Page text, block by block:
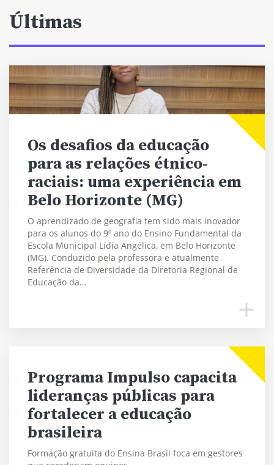
Últimas
Os desafios da educação
para as relações étnico-
raciais: uma experiência em
Belo Horizonte (MG)
O aprendizado de geografia tem sido mais inovador
para os alunos do 9º ano do Ensino Fundamental da
Escola Municipal Lídia Angélica, em Belo Horizonte
(MG). Conduzido pela professora e atualmente
Referência de Diversidade da Diretoria Regional de
Educação da…
Programa Impulso capacita
lideranças públicas para
fortalecer a educação
brasileira
Formação gratuita do Ensina Brasil foca em gestores